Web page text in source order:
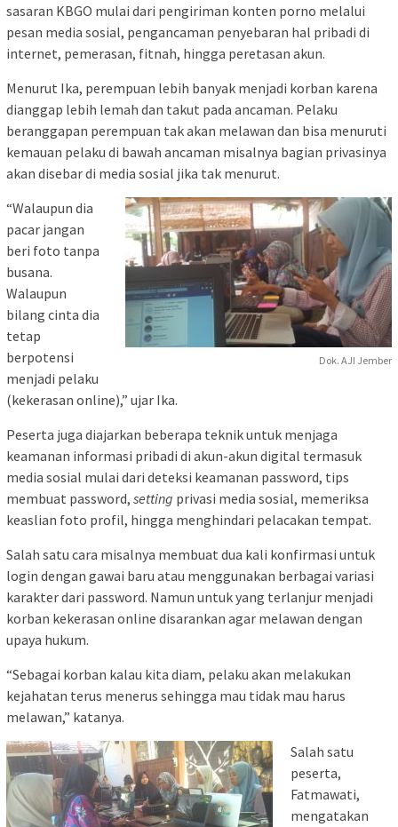
sasaran KBGO mulai dari pengiriman konten porno melalui
pesan media sosial, pengancaman penyebaran hal pribadi di
internet, pemerasan, fitnah, hingga peretasan akun.
Menurut Ika, perempuan lebih banyak menjadi korban karena
dianggap lebih lemah dan takut pada ancaman. Pelaku
beranggapan perempuan tak akan melawan dan bisa menuruti
kemauan pelaku di bawah ancaman misalnya bagian privasinya
akan disebar di media sosial jika tak menurut.
Dok. AJI Jember
“Walaupun dia
pacar jangan
beri foto tanpa
busana.
Walaupun
bilang cinta dia
tetap
berpotensi
menjadi pelaku
(kekerasan online),” ujar Ika.
Peserta juga diajarkan beberapa teknik untuk menjaga
keamanan informasi pribadi di akun-akun digital termasuk
media sosial mulai dari deteksi keamanan password, tips
membuat password, setting privasi media sosial, memeriksa
keaslian foto profil, hingga menghindari pelacakan tempat.
Salah satu cara misalnya membuat dua kali konfirmasi untuk
login dengan gawai baru atau menggunakan berbagai variasi
karakter dari password. Namun untuk yang terlanjur menjadi
korban kekerasan online disarankan agar melawan dengan
upaya hukum.
“Sebagai korban kalau kita diam, pelaku akan melakukan
kejahatan terus menerus sehingga mau tidak mau harus
melawan,” katanya.
Salah satu
peserta,
Fatmawati,
mengatakan